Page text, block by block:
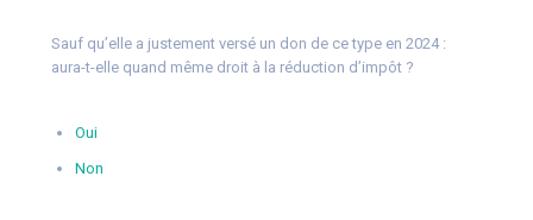
Sauf qu’elle a justement versé un don de ce type en 2024 :
aura-t-elle quand même droit à la réduction d’impôt ?
Oui
Non